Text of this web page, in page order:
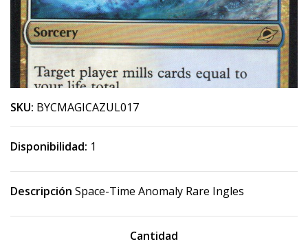
SKU: BYCMAGICAZUL017
Disponibilidad: 1
Descripción Space-Time Anomaly Rare Ingles
Cantidad